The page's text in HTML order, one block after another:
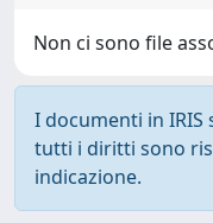
Non ci sono file
I documenti in
tutti i diritti sono
indicazione.